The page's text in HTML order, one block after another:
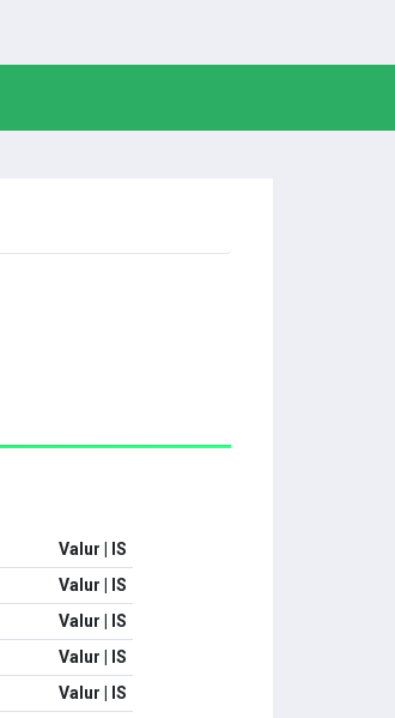
Valur | IS
Valur | IS
Valur | IS
Valur | IS
Valur | IS